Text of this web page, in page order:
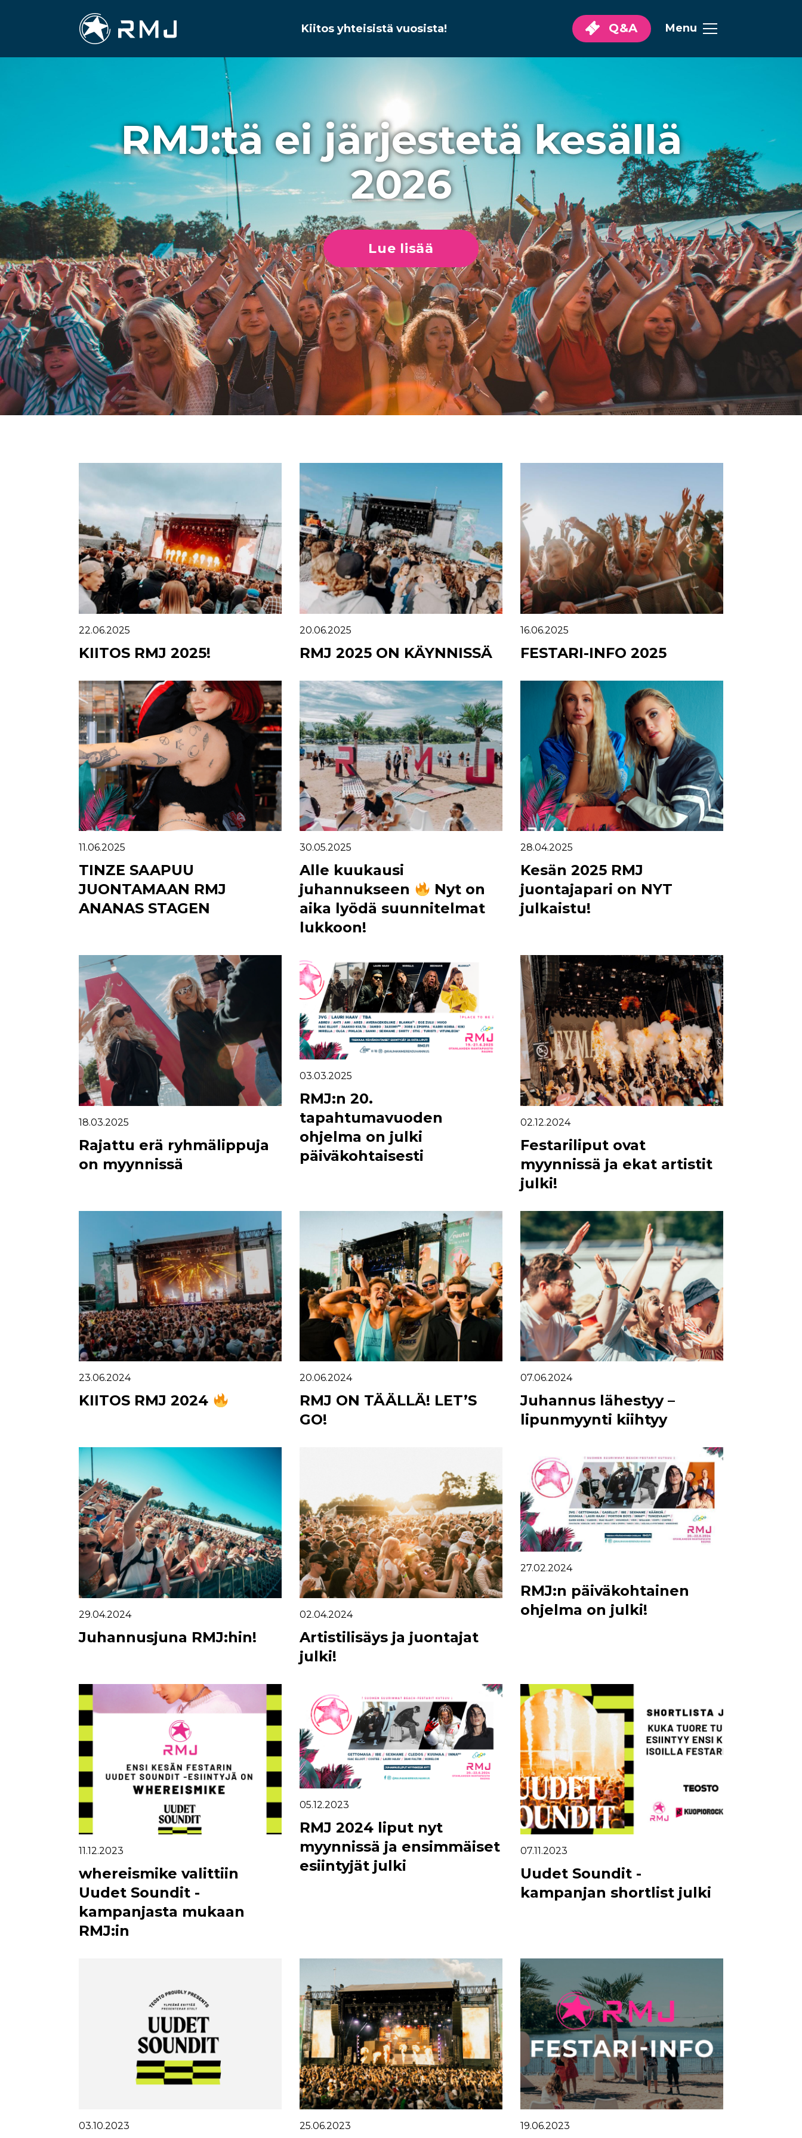
Kiitos yhteisistä vuosista! Q&A Menu
RMJ:tä ei järjestetä kesällä
2026
Lue lisää
22.06.2025
KIITOS RMJ 2025!
20.06.2025
RMJ 2025 ON KÄYNNISSÄ
16.06.2025
FESTARI-INFO 2025
11.06.2025
TINZE SAAPUU
JUONTAMAAN RMJ
ANANAS STAGEN
30.05.2025
Alle kuukausi
juhannukseen
Nyt on
aika lyödä suunnitelmat
lukkoon!
28.04.2025
Kesän 2025 RMJ
juontajapari on NYT
julkaistu!
18.03.2025
Rajattu erä ryhmälippuja
on myynnissä
03.03.2025
RMJ:n 20.
tapahtumavuoden
ohjelma on julki
päiväkohtaisesti
02.12.2024
Festariliput ovat
myynnissä ja ekat artistit
julki!
23.06.2024
KIITOS RMJ 2024
20.06.2024
RMJ ON TÄÄLLÄ! LET’S
GO!
07.06.2024
Juhannus lähestyy –
lipunmyynti kiihtyy
29.04.2024
Juhannusjuna RMJ:hin!
02.04.2024
Artistilisäys ja juontajat
julki!
27.02.2024
RMJ:n päiväkohtainen
ohjelma on julki!
11.12.2023
whereismike valittiin
Uudet Soundit -
kampanjasta mukaan
RMJ:in
05.12.2023
RMJ 2024 liput nyt
myynnissä ja ensimmäiset
esiintyjät julki
07.11.2023
Uudet Soundit -
kampanjan shortlist julki
03.10.2023 25.06.2023 19.06.2023